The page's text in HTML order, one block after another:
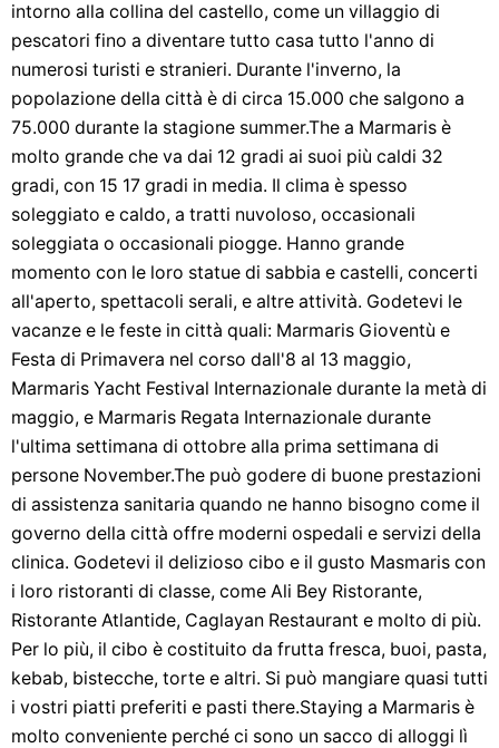
intorno alla collina del castello, come un villaggio di
pescatori fino a diventare tutto casa tutto l'anno di
numerosi turisti e stranieri. Durante l'inverno, la
popolazione della città è di circa 15.000 che salgono a
75.000 durante la stagione summer.The a Marmaris è
molto grande che va dai 12 gradi ai suoi più caldi 32
gradi, con 15 17 gradi in media. Il clima è spesso
soleggiato e caldo, a tratti nuvoloso, occasionali
soleggiata o occasionali piogge. Hanno grande
momento con le loro statue di sabbia e castelli, concerti
all'aperto, spettacoli serali, e altre attività. Godetevi le
vacanze e le feste in città quali: Marmaris Gioventù e
Festa di Primavera nel corso dall'8 al 13 maggio,
Marmaris Yacht Festival Internazionale durante la metà di
maggio, e Marmaris Regata Internazionale durante
l'ultima settimana di ottobre alla prima settimana di
persone November.The può godere di buone prestazioni
di assistenza sanitaria quando ne hanno bisogno come il
governo della città offre moderni ospedali e servizi della
clinica. Godetevi il delizioso cibo e il gusto Masmaris con
i loro ristoranti di classe, come Ali Bey Ristorante,
Ristorante Atlantide, Caglayan Restaurant e molto di più.
Per lo più, il cibo è costituito da frutta fresca, buoi, pasta,
kebab, bistecche, torte e altri. Si può mangiare quasi tutti
i vostri piatti preferiti e pasti there.Staying a Marmaris è
molto conveniente perché ci sono un sacco di alloggi lì